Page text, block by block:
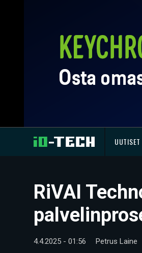
UUTISET
RiVAI
4.4.2025 - 01:56 Petrus Laine